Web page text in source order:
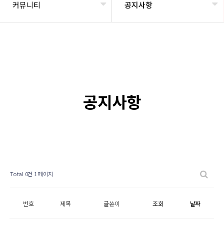
커뮤니티 공지사항
공지사항
Total 0건 1 페이지
번호 제목 글쓴이 조회 날짜